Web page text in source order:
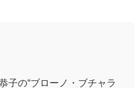
の“ブローノ・ブチャラ